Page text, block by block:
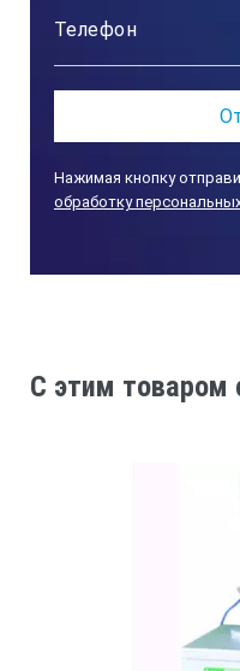
Нажимая кнопку
обработку
C этим товаром